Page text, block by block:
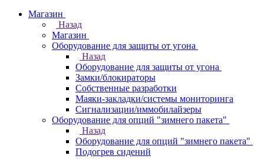
Магазин
Назад
Магазин
Оборудование для защиты от угона
Назад
Оборудование для защиты от угона
Замки/блокираторы
Собственные разработки
Маяки-закладки/системы мониторинга
Сигнализации/иммобилайзеры
Оборудование для опций "зимнего пакета"
Назад
Оборудование для опций "зимнего пакета"
Подогрев сидений